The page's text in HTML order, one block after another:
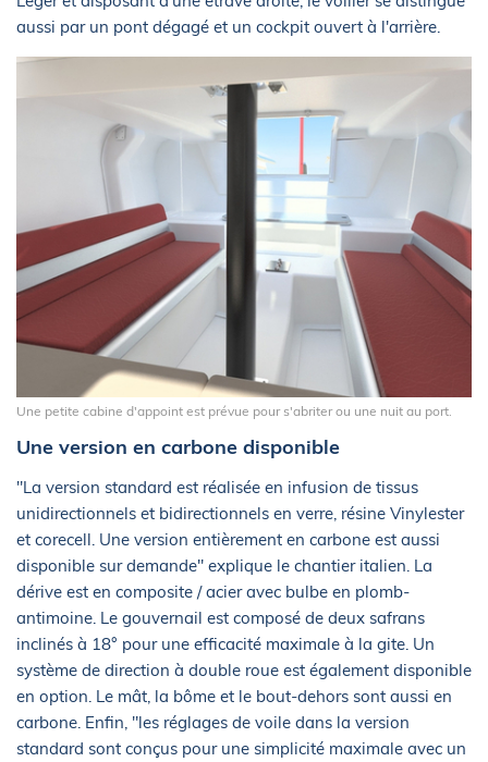
aussi par un pont dégagé et un cockpit ouvert à l'arrière.
Une petite cabine d'appoint est prévue pour s'abriter ou une nuit au port.
Une version en carbone disponible
"La version standard est réalisée en infusion de tissus
unidirectionnels et bidirectionnels en verre, résine Vinylester
et corecell. Une version entièrement en carbone est aussi
disponible sur demande" explique le chantier italien. La
dérive est en composite / acier avec bulbe en plomb-
antimoine. Le gouvernail est composé de deux safrans
inclinés à 18° pour une efficacité maximale à la gite. Un
système de direction à double roue est également disponible
en option. Le mât, la bôme et le bout-dehors sont aussi en
carbone. Enfin, "les réglages de voile dans la version
standard sont conçus pour une simplicité maximale avec un